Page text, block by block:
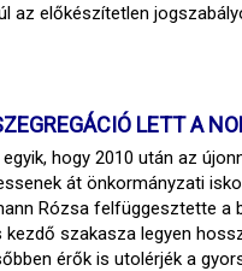
az előkészítetlen
LETT A
hogy 2010 után az
át önkormányzati
Rózsa felfüggesztette
szakasza legyen
érők is utolérjék a